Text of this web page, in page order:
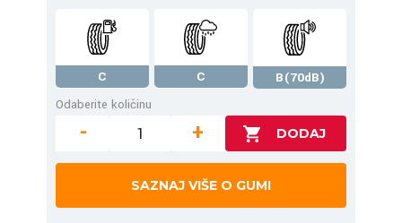
C C
B(70dB)
Odaberite količinu
- +
SAZNAJ VIŠE O GUMI